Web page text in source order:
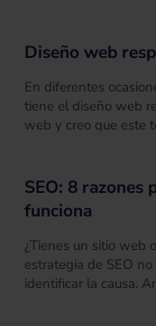
Diseño web
En diferentes
tiene el diseño web
web y creo que este
SEO: 8 razones
funciona
¿Tienes un sitio web
estrategia de SEO
identificar la causa.